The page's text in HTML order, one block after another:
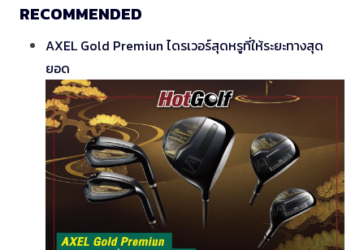
RECOMMENDED
AXEL Gold Premiun ไดรเวอร์สุดหรูที่ให้ระยะทางสุด
ยอด